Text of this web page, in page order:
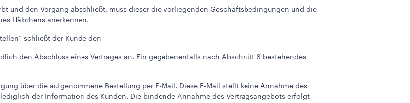
und den Vorgang abschließt, muss dieser die vorliegenden Geschäftsbedingungen und die
Häkchens anerkennen.
schließt der Kunde den
den Abschluss eines Vertrages an. Ein gegebenenfalls nach Abschnitt 6 bestehendes
über die aufgenommene Bestellung per E-Mail. Diese E-Mail stellt keine Annahme des
der Information des Kunden. Die bindende Annahme des Vertragsangebots erfolgt